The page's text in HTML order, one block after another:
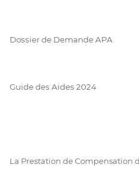
Dossier de Demande APA
Guide des Aides 2024
La Prestation de Compensation